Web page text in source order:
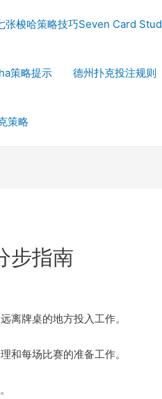
张梭哈策略技巧Seven Card Stud
策略提示 德州扑克投注规则
策略
步指南
离牌桌的地方投入工作。
和每场比赛的准备工作。